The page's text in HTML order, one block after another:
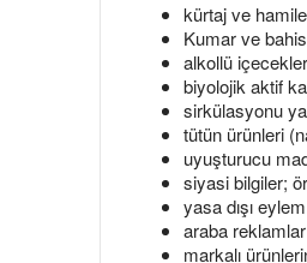
kürtaj ve
Kumar ve
alkollü
biyolojik aktif
sirkülasyonu
tütün ürünleri
uyuşturucu
siyasi bilgiler;
yasa dışı
araba
markalı